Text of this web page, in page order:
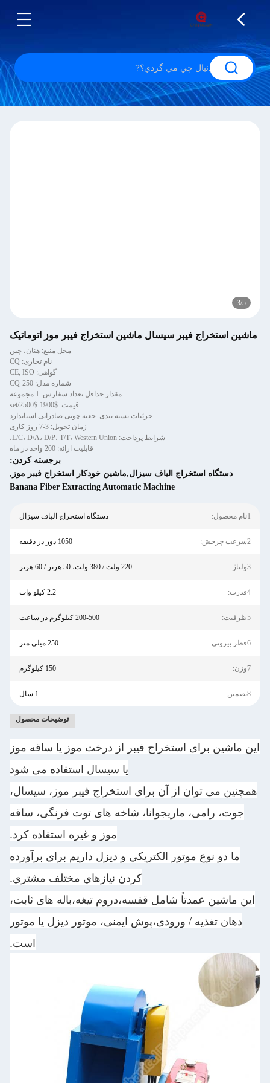
3/5
ماشین استخراج فیبر سیسال ماشین استخراج فیبر موز اتوماتیک
محل منبع: هنان، چین
نام تجاری: CQ
گواهی: CE, ISO
شماره مدل: CQ-250
مقدار حداقل تعداد سفارش: 1 مجموعه
قیمت: $1900-$2500/set
جزئیات بسته بندی: جعبه چوبی صادراتی استاندارد
زمان تحویل: 3-7 روز کاری
شرایط پرداخت: L/C، D/A، D/P، T/T، Western Union،
قابلیت ارائه: 200 واحد در ماه
برجسته کردن:
دستگاه استخراج الیاف سیزال,ماشین خودکار استخراج فیبر موز ,
Banana Fiber Extracting Automatic Machine
1نام محصول: دستگاه استخراج الیاف سیزال
2سرعت چرخش: 1050 دور در دقیقه
3ولتاژ: 220 ولت / 380 ولت، 50 هرتز / 60 هرتز
4قدرت: 2.2 کیلو وات
5ظرفیت: 200-500 کیلوگرم در ساعت
6قطر بیرونی: 250 میلی متر
7وزن: 150 کیلوگرم
8تضمین: 1 سال
توضیحات محصول
این ماشین برای استخراج فیبر از درخت موز یا ساقه موز
یا سیسال استفاده می شود
همچنین می توان از آن برای استخراج فیبر موز، سیسال،
جوت، رامی، ماریجوانا، شاخه های توت فرنگی، ساقه
موز و غیره استفاده کرد.
ما دو نوع موتور الکتريکي و ديزل داريم براي برآورده
کردن نيازهاي مختلف مشتري.
این ماشین عمدتاً شامل قفسه،دروم تیغه،باله های ثابت،
دهان تغذیه / ورودی،پوش ایمنی، موتور دیزل یا موتور
است.